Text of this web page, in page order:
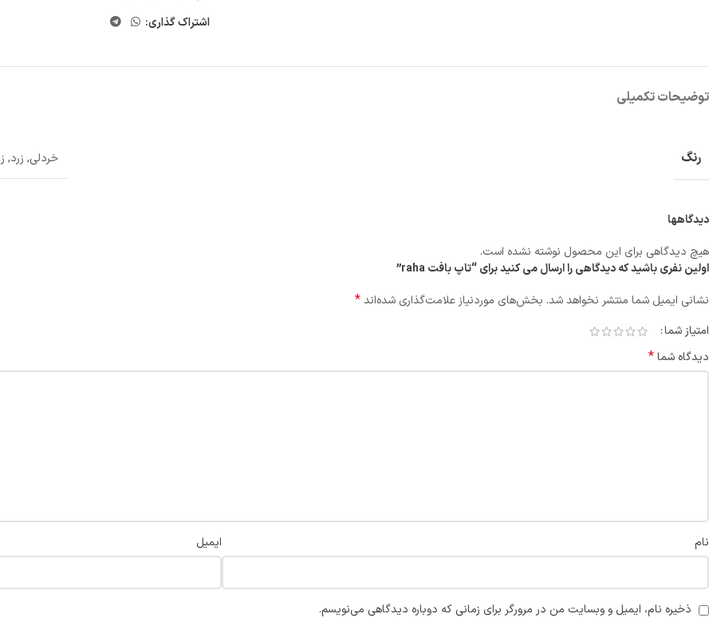
اشتراک گذاری:
توضیحات تکمیلی
رنگ خردلی, زرد,
دیدگاهها
هیچ دیدگاهی برای این محصول نوشته نشده است.
اولین نفری باشید که دیدگاهی را ارسال می کنید برای “تاپ بافت raha”
نشانی ایمیل شما منتشر نخواهد شد. بخش‌های موردنیاز علامت‌گذاری شده‌اند*
امتیاز شما
دیدگاه شما*
نام ایمیل
ذخیره نام، ایمیل و وبسایت من در مرورگر برای زمانی که دوباره دیدگاهی می‌نویسم.